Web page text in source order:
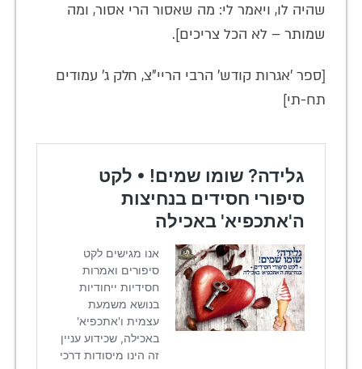
שהיה לו, ויאמר לי: מה שאסור הרי אסור, ומה
שמותר – לא הכל צריכים].
[ספר 'אגרות קודש' הרבי הריי"צ, חלק ג' עמודים
תח-תי]